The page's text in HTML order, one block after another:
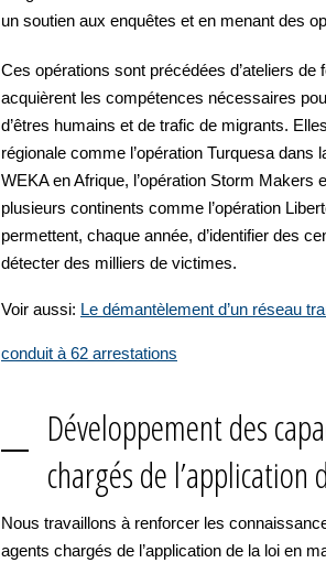
un soutien aux enquêtes et en menant des
Ces opérations sont précédées d’ateliers de
acquièrent les compétences nécessaires
d’êtres humains et de trafic de migrants.
régionale comme l’opération Turquesa dans
WEKA en Afrique, l’opération Storm Makers
plusieurs continents comme l’opération
permettent, chaque année, d’identifier des
détecter des milliers de victimes.
Voir aussi: Le démantèlement d’un réseau
conduit à 62 arrestations
Développement des
chargés de l’application
Nous travaillons à renforcer les
agents chargés de l’application de la loi en